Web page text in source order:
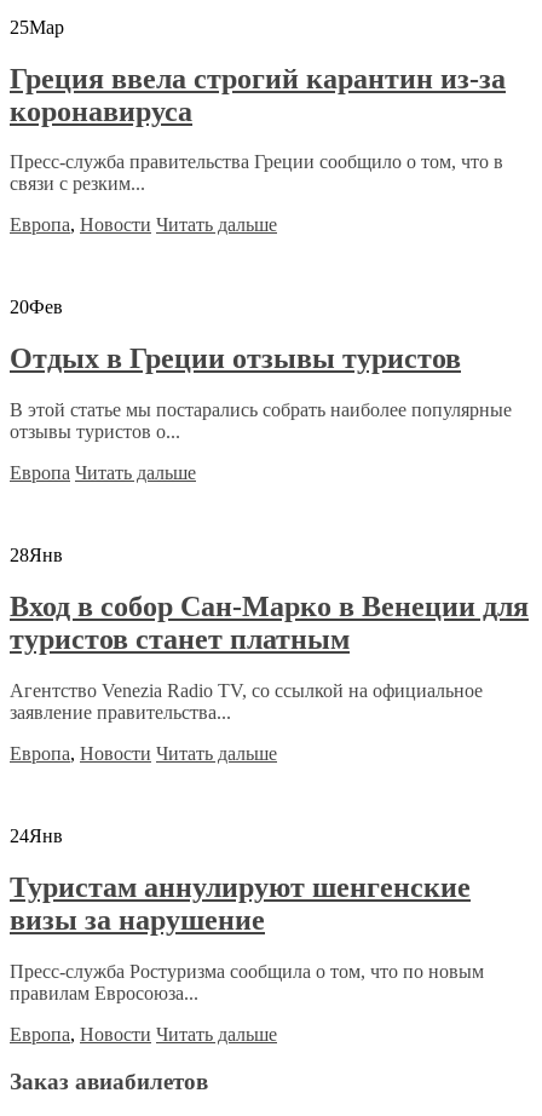
25Мар
Греция ввела строгий карантин из-за
коронавируса
Пресс-служба правительства Греции сообщило о том, что в
связи с резким...
Европа, Новости Читать дальше
20Фев
Отдых в Греции отзывы туристов
В этой статье мы постарались собрать наиболее популярные
отзывы туристов о...
Европа Читать дальше
28Янв
Вход в собор Сан-Марко в Венеции для
туристов станет платным
Агентство Venezia Radio TV, со ссылкой на официальное
заявление правительства...
Европа, Новости Читать дальше
24Янв
Туристам аннулируют шенгенские
визы за нарушение
Пресс-служба Ростуризма сообщила о том, что по новым
правилам Евросоюза...
Европа, Новости Читать дальше
Заказ авиабилетов